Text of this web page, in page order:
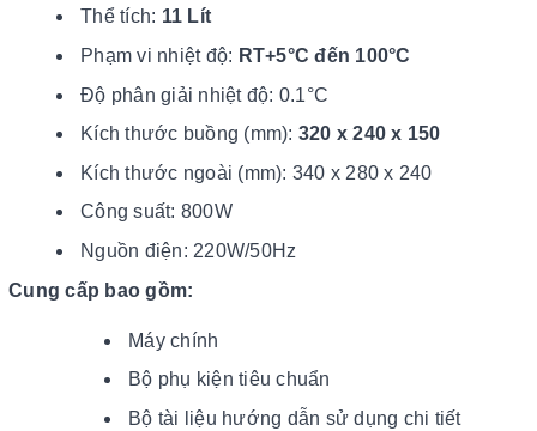
Thể tích: 11 Lít
Phạm vi nhiệt độ: RT+5°C đến 100°C
Độ phân giải nhiệt độ: 0.1°C
Kích thước buồng (mm): 320 x 240 x 150
Kích thước ngoài (mm): 340 x 280 x 240
Công suất: 800W
Nguồn điện: 220W/50Hz
Cung cấp bao gồm:
Máy chính
Bộ phụ kiện tiêu chuẩn
Bộ tài liệu hướng dẫn sử dụng chi tiết